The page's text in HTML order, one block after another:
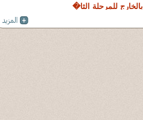
بالخارج للمرحلة الثا�